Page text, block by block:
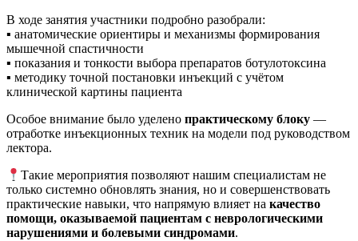
В ходе занятия участники подробно разобрали:
▪ анатомические ориентиры и механизмы формирования
мышечной спастичности
▪ показания и тонкости выбора препаратов ботулотоксина
▪ методику точной постановки инъекций с учётом
клинической картины пациента
Особое внимание было уделено практическому блоку —
отработке инъекционных техник на модели под руководством
лектора.
Такие мероприятия позволяют нашим специалистам не
только системно обновлять знания, но и совершенствовать
практические навыки, что напрямую влияет на качество
помощи, оказываемой пациентам с неврологическими
нарушениями и болевыми синдромами.